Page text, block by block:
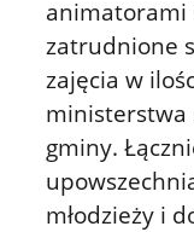
animatorami
zatrudnione
zajęcia w
ministerstwa
gminy.
młodzieży i